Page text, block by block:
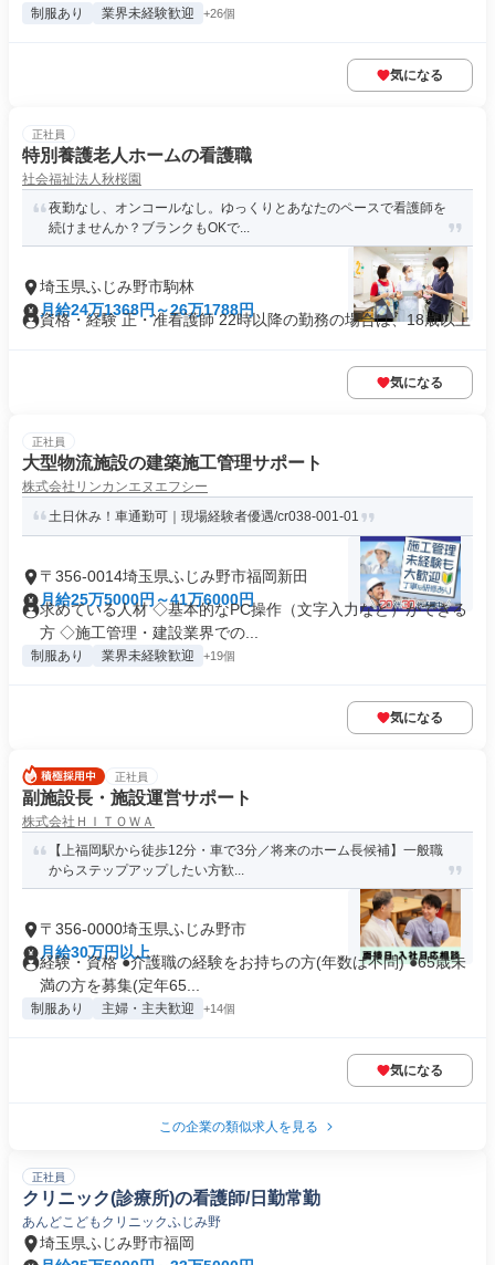
制服あり 業界未経験歓迎 +26個
気になる
正社員
特別養護老人ホームの看護職
社会福祉法人秋桜園
夜勤なし、オンコールなし。ゆっくりとあなたのペースで看護師を
続けませんか？ブランクもOKで...
埼玉県ふじみ野市駒林
月給24万1368円～26万1788円
資格・経験 正・准看護師 22時以降の勤務の場合は、18歳以上
気になる
正社員
大型物流施設の建築施工管理サポート
株式会社リンカンエヌエフシー
土日休み！車通勤可｜現場経験者優遇/cr038-001-01
〒356-0014埼玉県ふじみ野市福岡新田
月給25万5000円～41万6000円
求めている人材 ◇基本的なPC操作（文字入力など）ができる
方 ◇施工管理・建設業界での...
制服あり 業界未経験歓迎 +19個
気になる
正社員
副施設長・施設運営サポート
株式会社ＨＩＴＯＷＡ
【上福岡駅から徒歩12分・車で3分／将来のホーム長候補】一般職
からステップアップしたい方歓...
〒356-0000埼玉県ふじみ野市
月給30万円以上
経験・資格 ●介護職の経験をお持ちの方(年数は不問) ●65歳未
満の方を募集(定年65...
制服あり 主婦・主夫歓迎 +14個
気になる
この企業の類似求人を見る
正社員
クリニック(診療所)の看護師/日勤常勤
あんどこどもクリニックふじみ野
埼玉県ふじみ野市福岡